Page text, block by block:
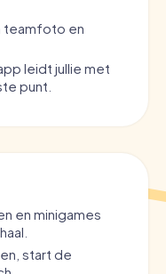
teamfoto en
leidt jullie met
punt.
en minigames
start de